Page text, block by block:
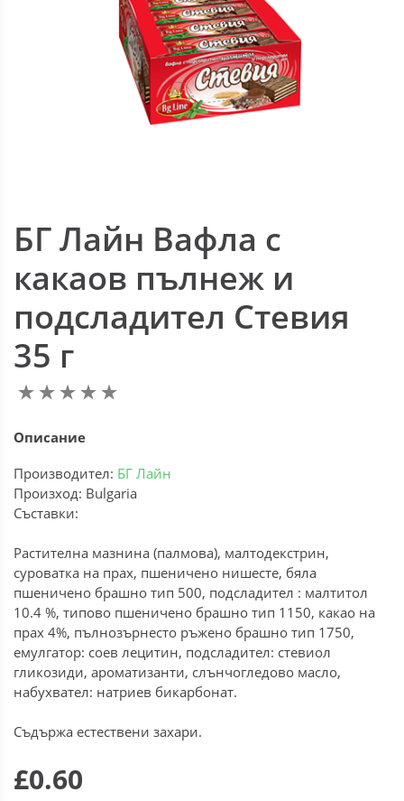
БГ Лайн Вафла с
какаов пълнеж и
подсладител Стевия
35 г
Описание
Производител: БГ Лайн
Произход: Bulgaria
Съставки:
Растителна мазнина (палмова), малтодекстрин,
суроватка на прах, пшеничено нишесте, бяла
пшеничено брашно тип 500, подсладител : малтитол
10.4 %, типово пшеничено брашно тип 1150, какао на
прах 4%, пълнозърнесто ръжено брашно тип 1750,
емулгатор: соев лецитин, подсладител: стевиол
гликозиди, ароматизанти, слънчогледово масло,
набухвател: натриев бикарбонат.
Съдържа естествени захари.
£0.60